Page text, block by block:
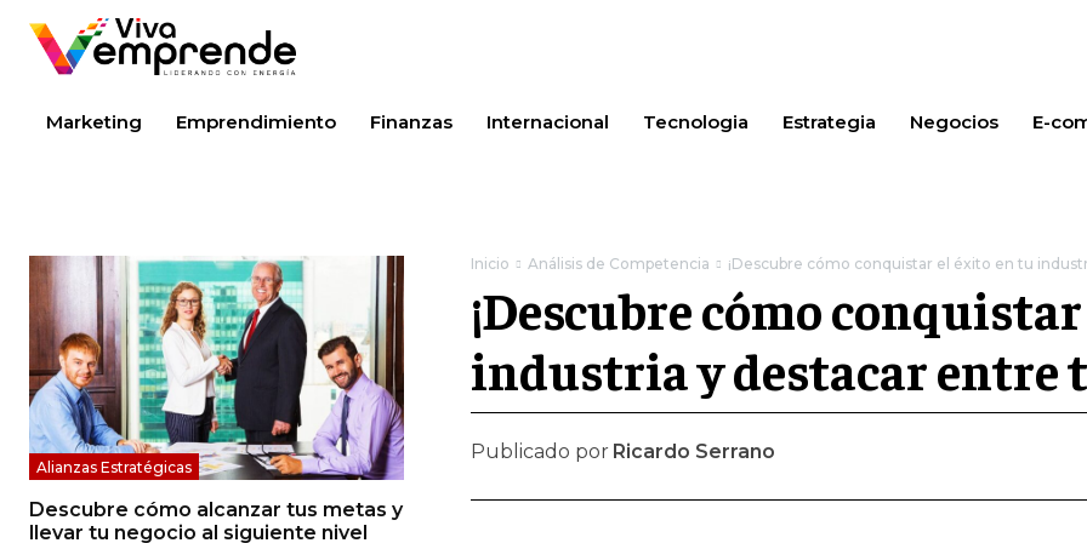
Marketing Emprendimiento Finanzas Internacional Tecnologia Estrategia Negocios E-
Alianzas Estratégicas
Descubre cómo alcanzar tus metas y
llevar tu negocio al siguiente nivel
Inicio Análisis de Competencia ¡Descubre cómo conquistar el éxito en tu
¡Descubre cómo
industria y destacar entre
Publicado por Ricardo Serrano